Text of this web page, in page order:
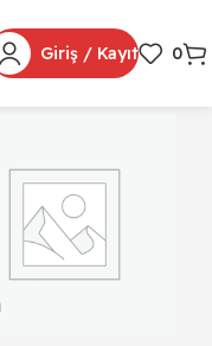
Giriş / Kayıt 0